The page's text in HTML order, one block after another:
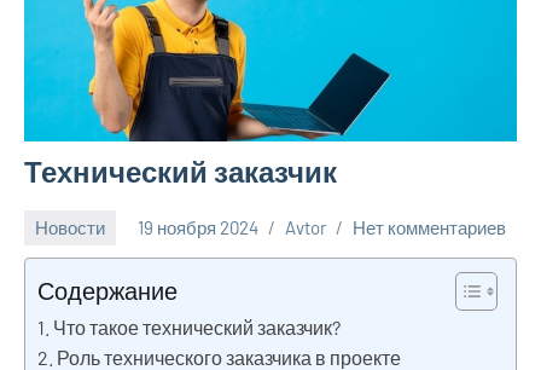
Технический заказчик
Новости 19 ноября 2024 Avtor Нет комментариев
Содержание
Что такое технический заказчик?
Роль технического заказчика в проекте